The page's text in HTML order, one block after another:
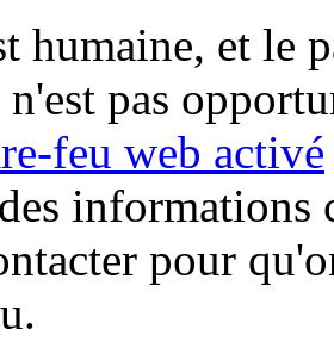
humaine, et le
pas
feu web activé
informations
pour